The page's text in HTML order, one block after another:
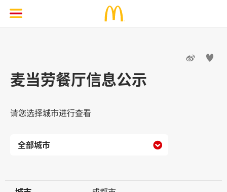
 
麦当劳餐厅信息公示
请您选择城市进行查看
